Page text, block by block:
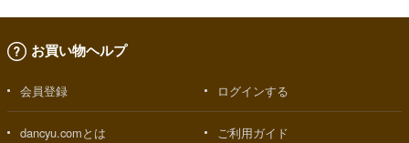
お買い物ヘルプ
会員登録 ログインする
dancyu.comとは ご利用ガイド